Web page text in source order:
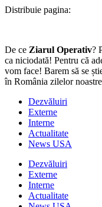
Distribuie pagina:
De ce Ziarul Operativ?
ca niciodată! Pentru că
vom face! Barem să se
în România zilelor
Dezvăluiri
Externe
Interne
Actualitate
News USA
Dezvăluiri
Externe
Interne
Actualitate